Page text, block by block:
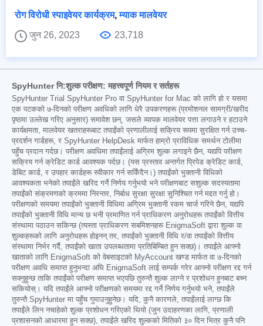
रोग विरोधी स्पाइवेयर कार्यक्रम,म्याक मालवेयर
जुन 26, 2023
23,718
SpyHunter नि:शुल्क परीक्षण: महत्त्वपूर्ण नियम र सर्तहरू
SpyHunter Trial SpyHunter Pro वा SpyHunter for Mac को लागि हो र यसमा
एक पटकको ७-दिनको परीक्षण अवधिको लागि धेरै उपकरणहरू (प्रमोशनल सामग्री/खरीद
पृष्ठमा उल्लेख गरिए अनुसार) समावेश छन्, जसले व्यापक मालवेयर पत्ता लगाउने र हटाउने
कार्यक्षमता, मालवेयर खतराहरूबाट तपाईंको प्रणालीलाई सक्रिय रूपमा सुरक्षित गर्न उच्च-
प्रदर्शन गार्डहरू, र SpyHunter HelpDesk मार्फत हाम्रो प्राविधिक समर्थन टोलीमा
पहुँच प्रदान गर्दछ। परीक्षण अवधिमा तपाईंलाई अग्रिम शुल्क लगाइने छैन, यद्यपि परीक्षण
सक्रिय गर्न क्रेडिट कार्ड आवश्यक पर्दछ। (यस प्रस्ताव अन्तर्गत प्रिपेड क्रेडिट कार्ड,
डेबिट कार्ड, र उपहार कार्डहरू स्वीकार गर्न सकिँदैन।) तपाईंको भुक्तानी विधिको
आवश्यकता भनेको तपाईंले खरिद गर्ने निर्णय गर्नुभयो भने परीक्षणबाट सशुल्क सदस्यतामा
तपाईंको संक्रमणको क्रममा निरन्तर, निर्बाध सुरक्षा सुरक्षा सुनिश्चित गर्न मद्दत गर्नु हो।
परीक्षणको समयमा तपाईंको भुक्तानी विधिमा अग्रिम भुक्तानी रकम चार्ज गरिने छैन, यद्यपि
तपाईंको भुक्तानी विधि मान्य छ भनी प्रमाणित गर्न प्राधिकरण अनुरोधहरू तपाईंको वित्तीय
संस्थामा पठाउन सकिन्छ (त्यस्ता प्राधिकरण सबमिशनहरू EnigmaSoft द्वारा शुल्क वा
शुल्कहरूको लागि अनुरोधहरू होइनन् तर, तपाईंको भुक्तानी विधि र/वा तपाईंको वित्तीय
संस्थामा निर्भर गर्दै, तपाईंको खाता उपलब्धतामा प्रतिबिम्बित हुन सक्छ)। तपाईंले आफ्नो
खाताको लागि EnigmaSoft को वेबसाइटको MyAccount खण्ड मार्फत वा ७-दिनको
परीक्षण अवधि समाप्त हुनुभन्दा अघि EnigmaSoft लाई सम्पर्क गरेर आफ्नो परीक्षण रद्द गर्न
सक्नुहुन्छ ताकि तपाईंको परीक्षण समाप्त भएपछि तुरुन्तै शुल्क लाग्ने र प्रशोधन हुनबाट बच्न
सकियोस्। यदि तपाईंले आफ्नो परीक्षणको समयमा रद्द गर्ने निर्णय गर्नुभयो भने, तपाईंले
तुरुन्तै SpyHunter मा पहुँच गुमाउनुहुनेछ। यदि, कुनै कारणले, तपाईंलाई लाग्छ कि
तपाईंले लिन नचाहेको शुल्क प्रशोधन गरिएको थियो (जुन उदाहरणका लागि, प्रणाली
प्रशासनको आधारमा हुन सक्छ), तपाईंले खरिद शुल्कको मितिको ३० दिन भित्र कुनै पनि